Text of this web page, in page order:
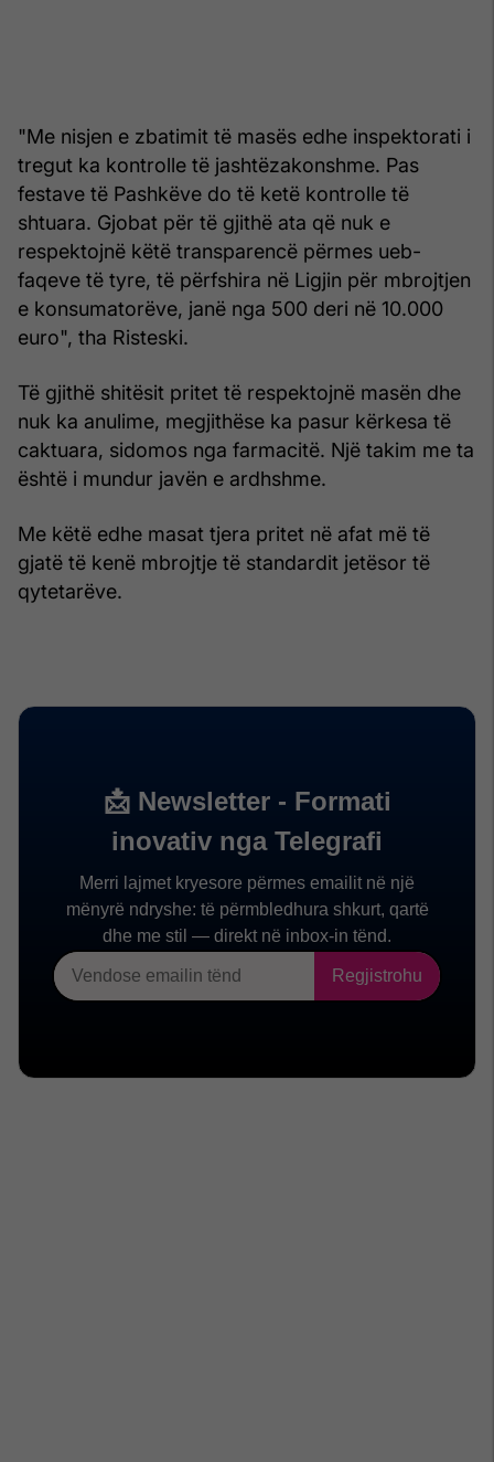
"Me nisjen e zbatimit të masës edhe inspektorati i
tregut ka kontrolle të jashtëzakonshme. Pas
festave të Pashkëve do të ketë kontrolle të
shtuara. Gjobat për të gjithë ata që nuk e
respektojnë këtë transparencë përmes ueb-
faqeve të tyre, të përfshira në Ligjin për mbrojtjen
e konsumatorëve, janë nga 500 deri në 10.000
euro", tha Risteski.
Të gjithë shitësit pritet të respektojnë masën dhe
nuk ka anulime, megjithëse ka pasur kërkesa të
caktuara, sidomos nga farmacitë. Një takim me ta
është i mundur javën e ardhshme.
Me këtë edhe masat tjera pritet në afat më të
gjatë të kenë mbrojtje të standardit jetësor të
qytetarëve.